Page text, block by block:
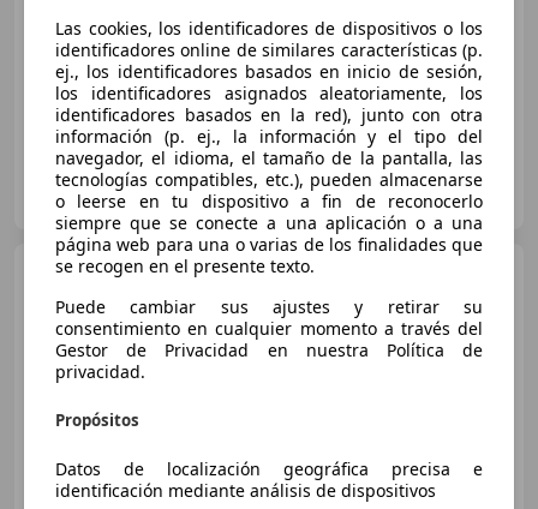
06/2018 76.865 km Diésel 70 kW (95 CV)
FLEXICAR MURCIA.
ES-3007 MURCIA
Fiat 500X
08/2018 96.750 km Diésel 70 kW (95 CV)
Las cookies, los identificadores de dispositivos o los
identificadores online de similares características (p.
ej., los identificadores basados en inicio de sesión,
los identificadores asignados aleatoriamente, los
identificadores basados en la red), junto con otra
información (p. ej., la información y el tipo del
navegador, el idioma, el tamaño de la pantalla, las
tecnologías compatibles, etc.), pueden almacenarse
o leerse en tu dispositivo a fin de reconocerlo
siempre que se conecte a una aplicación o a una
página web para una o varias de los finalidades que
se recogen en el presente texto.
Puede cambiar sus ajustes y retirar su
consentimiento en cualquier momento a través del
Gestor de Privacidad en nuestra Política de
privacidad.
Propósitos
Datos de localización geográfica precisa e
identificación mediante análisis de dispositivos